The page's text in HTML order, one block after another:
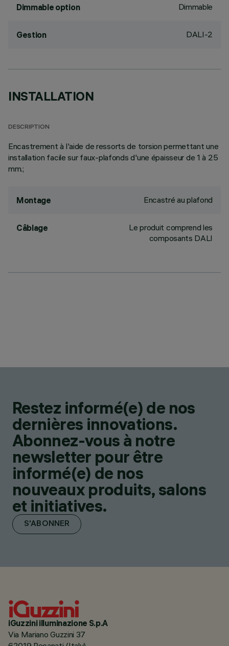
Dimmable option Dimmable
Gestion DALI-2
INSTALLATION
DESCRIPTION
Encastrement à l'aide de ressorts de torsion permettant une
installation facile sur faux-plafonds d'une épaisseur de 1 à 25
mm.;
Montage Encastré au plafond
Câblage
Le produit comprend les
composants DALI
Restez informé(e) de nos
dernières innovations.
Abonnez-vous à notre
newsletter pour être
informé(e) de nos
nouveaux produits, salons
et initiatives.
S'ABONNER
iGuzzini illuminazione S.p.A
Via Mariano Guzzini 37